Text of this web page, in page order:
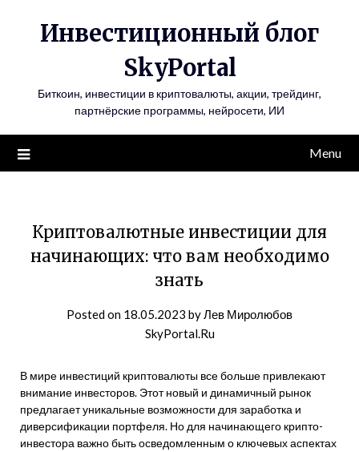
Инвестиционный блог
SkyPortal
Биткоин, инвестиции в криптовалюты, акции, трейдинг,
партнёрские программы, нейросети, ИИ
Menu
Криптовалютные инвестиции для
начинающих: что вам необходимо
знать
Posted on 18.05.2023 byЛев Миролюбов
SkyPortal.Ru
В мире инвестиций криптовалюты все больше привлекают
внимание инвесторов. Этот новый и динамичный рынок
предлагает уникальные возможности для заработка и
диверсификации портфеля. Но для начинающего крипто-
инвестора важно быть осведомленным о ключевых аспектах